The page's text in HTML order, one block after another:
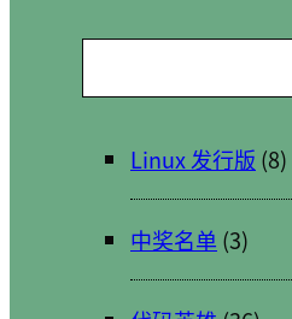
索
Linux 发行版 (8)
中奖名单 (3)